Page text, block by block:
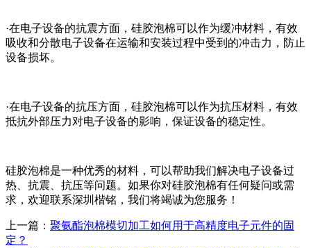
·在电子设备的抗震方面，硅胶泡棉可以作为缓冲材料，有效
吸收和分散电子设备在运输和安装过程中受到的冲击力，防止
设备损坏。
·在电子设备的抗压方面，硅胶泡棉可以作为抗压材料，有效
抵抗外部压力对电子设备的影响，保证设备的稳定性。
硅胶泡棉是一种优秀的材料，可以帮助我们解决电子设备过
热、抗震、抗压等问题。如果你对硅胶泡棉有任何疑问或需
求，欢迎联系深圳楷铭，我们将竭诚为您服务！
上一篇： 聚氨酯泡棉模切加工如何用于高精度电子元件的固
定？